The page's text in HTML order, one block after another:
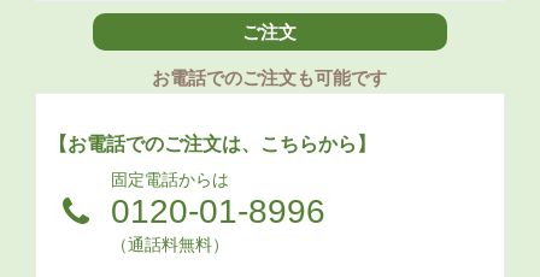
ご注文
お電話でのご注文も可能です
【お電話でのご注文は、こちらから】
固定電話からは
0120-01-8996
（通話料無料）